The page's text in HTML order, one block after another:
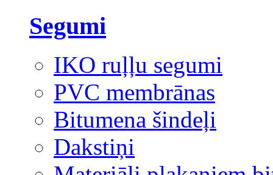
Segumi
IKO ruļļu segumi
PVC membrānas
Bitumena šindeļi
Dakstiņi